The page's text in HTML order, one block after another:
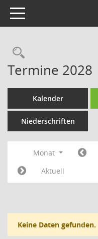
Toggle navigation
Termine 2028
Kalender
Niederschriften
Monat
Aktuell
Keine Daten gefunden.